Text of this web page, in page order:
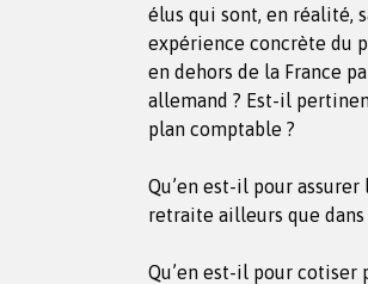
élus qui sont, en réalité,
expérience concrète du
en dehors de la France
allemand ? Est-il
plan comptable ?
Qu’en est-il pour
retraite ailleurs que dans
Qu’en est-il pour cotiser